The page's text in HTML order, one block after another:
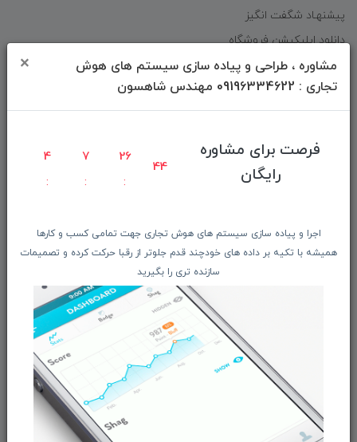
مشاوره ، طراحی و پیاده سازی سیستم های هوش
تجاری : 09196334622 مهندس شاهسون
×
فرصت برای مشاوره
رایگان
4 7 26
44
اجرا و پیاده سازی سیستم های هوش تجاری جهت تمامی کسب و کارها
همیشه با تکیه بر داده های خودچند قدم جلوتر از رقبا حرکت کرده و تصمیمات
سازنده تری را بگیرید
پیشنهـاد شگفت انگیز
دانلود اپلیکیشن فروشگاه
دسترسی سریع
راهنمای ثبت سفارش
معرفـــی همکــاران
درباره ما بیشتر بدانید
از تخفیف‌ها و جدیدترین‌های فروشگاه ما باخبر شوید:
ثبت‌نام